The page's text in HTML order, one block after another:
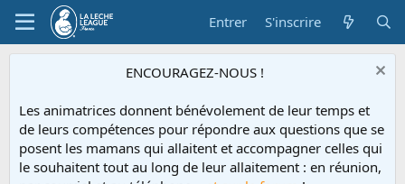
Entrer S'inscrire
ENCOURAGEZ-NOUS !
Les animatrices donnent bénévolement de leur temps et
de leurs compétences pour répondre aux questions que se
posent les mamans qui allaitent et accompagner celles qui
le souhaitent tout au long de leur allaitement : en réunion,